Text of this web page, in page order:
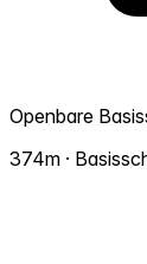
Openbare
374m ·